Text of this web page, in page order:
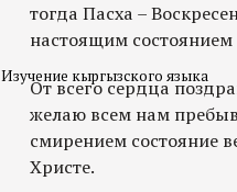
Изучение кыргызского языка
тогда Пасха –
настоящим
От всего сердца
желаю всем нам
смирением состояние
Христе.